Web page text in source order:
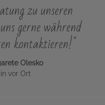
zu unseren
gerne während
kontaktieren!"
Olesko
vor Ort